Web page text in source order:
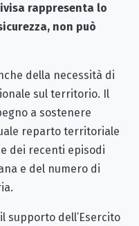
rappresenta lo
non può
della necessità di
sul territorio. Il
a sostenere
reparto territoriale
dei recenti episodi
e del numero di
supporto dell’Esercito